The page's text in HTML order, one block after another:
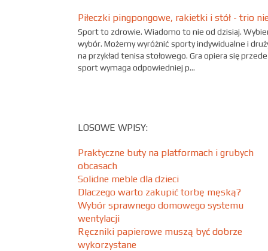
Piłeczki pingpongowe, rakietki i stół - trio
Sport to zdrowie. Wiadomo to nie od dzisiaj.
wybór. Możemy wyróżnić sporty indywidualne i
na przykład tenisa stołowego. Gra opiera się
sport wymaga odpowiedniej p...
LOSOWE WPISY:
Praktyczne buty na platformach i grubych
obcasach
Solidne meble dla dzieci
Dlaczego warto zakupić torbę męską?
Wybór sprawnego domowego systemu
wentylacji
Ręczniki papierowe muszą być dobrze
wykorzystane